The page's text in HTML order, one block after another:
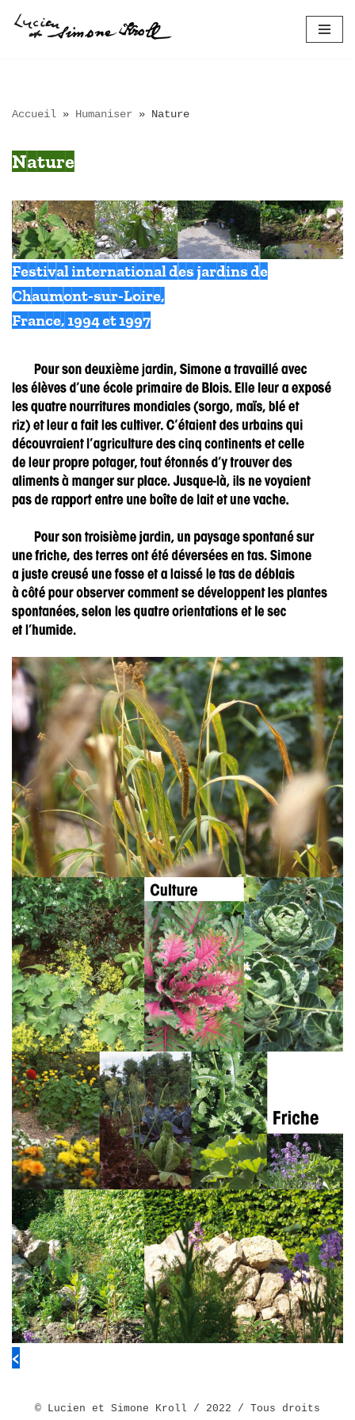
Aller
Accueil » Humaniser » Nature
Nature
Festival international des jardins de
Chaumont-sur-Loire,
France, 1994 et 1997
<
© Lucien et Simone Kroll / 2022 / Tous droits